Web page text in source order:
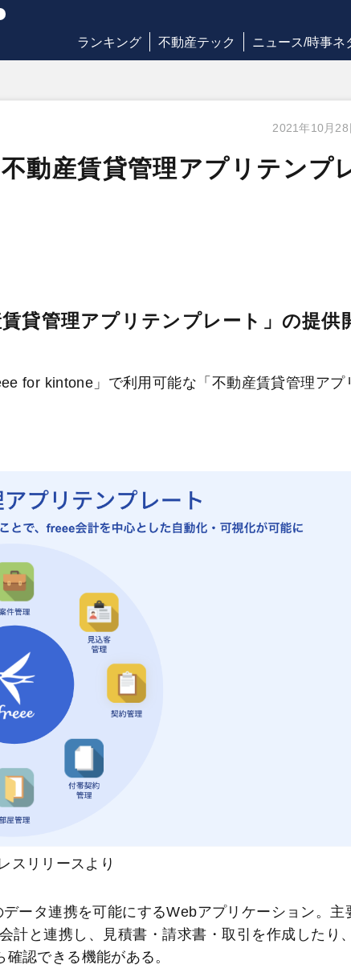
ランキング 不動産テック ニュース/時事ネ
2021年10月28
動産賃貸管理アプリテンプ
貸管理アプリテンプレート」の提供
for kintone」で利用可能な「不動産賃貸管理アプ
スリリースより
ータ連携を可能にするWebアプリケーション。主
計と連携し、見積書・請求書・取引を作成したり
認できる機能がある。